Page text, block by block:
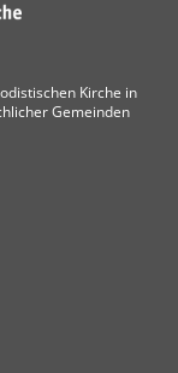
Kirche in
Gemeinden